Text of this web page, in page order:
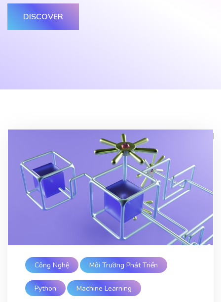
DISCOVER
Công Nghệ Môi Trường Phát Triển
Python Machine Learning